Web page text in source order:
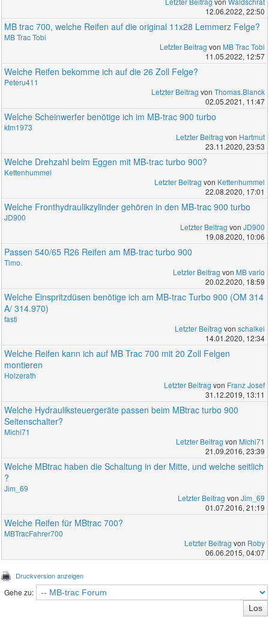
12.06.2022, 22:50
MB trac 700, welche Reifen auf die original 11x28 Lemmerz Felge?
MB Trac Tobi
Letzter Beitrag von MB Trac Tobi
11.05.2022, 12:57
Welche Reifen bekomme ich auf die 26 Zoll Felge?
Peteru411
Letzter Beitrag von Thomas.Blanck
02.05.2021, 11:47
Welche Scheinwerfer benötige ich im MB-trac 900 turbo
ktm1973
Letzter Beitrag von Hartmut
23.11.2020, 23:53
Welche Drehzahl beim Eggen mit MB-trac turbo 900?
Kettenhummel
Letzter Beitrag von Kettenhummel
22.08.2020, 17:01
Welche Fronthydraulikzylinder gehören in den MB-trac 900 turbo
JD900
Letzter Beitrag von JD900
19.08.2020, 10:06
Passen 540/65 R26 Reifen am MB-trac turbo 900
Timo.
Letzter Beitrag von MB vario
20.02.2020, 18:59
Welche Einspritzdüsen benötige ich am MB-trac Turbo 900 (OM 314
A/ 314.970)
fasti
Letzter Beitrag von schalkei
14.01.2020, 12:34
Welche Reifen kann ich auf MB Trac 700 mit 20 Zoll Felgen
montieren
Holzerath
Letzter Beitrag von Franz Josef
31.12.2019, 13:11
Welche Hydrauliksteuergeräte passen beim MBtrac turbo 900
Seitenschalter?
Michi71
Letzter Beitrag von Michi71
21.09.2016, 23:39
Welche MBtrac haben die Schaltung in der Mitte, und welche seitlich
?
Jim_69
Letzter Beitrag von Jim_69
01.07.2016, 21:19
Welche Reifen für MBtrac 700?
MBTracFahrer700
Letzter Beitrag von Roby
06.06.2015, 04:07
Druckversion anzeigen
Gehe zu: